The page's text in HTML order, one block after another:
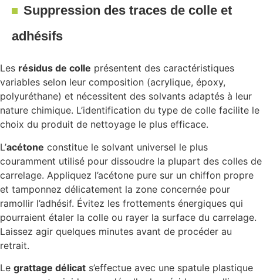
Suppression des traces de colle et
adhésifs
Les résidus de colle présentent des caractéristiques
variables selon leur composition (acrylique, époxy,
polyuréthane) et nécessitent des solvants adaptés à leur
nature chimique. L’identification du type de colle facilite le
choix du produit de nettoyage le plus efficace.
L’acétone constitue le solvant universel le plus
couramment utilisé pour dissoudre la plupart des colles de
carrelage. Appliquez l’acétone pure sur un chiffon propre
et tamponnez délicatement la zone concernée pour
ramollir l’adhésif. Évitez les frottements énergiques qui
pourraient étaler la colle ou rayer la surface du carrelage.
Laissez agir quelques minutes avant de procéder au
retrait.
Le grattage délicat s’effectue avec une spatule plastique